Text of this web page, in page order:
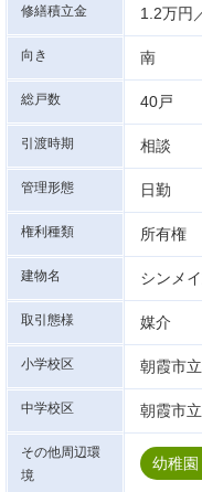
修繕積立金 1.2万円
向き 南
総戸数 40戸
引渡時期 相談
管理形態 日勤
権利種類 所有権
建物名 シンメ
取引態様 媒介
小学校区 朝霞市
中学校区 朝霞市
その他周辺環
境
幼稚園